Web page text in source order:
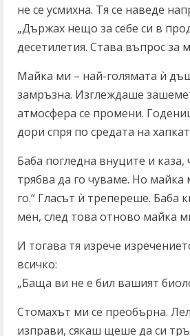
не се усмихна. Тя се наведе
„Държах нещо за себе си в
десетилетия. Става въпрос за
Майка ми – най-голямата ѝ
замръзна. Изглеждаше
атмосфера се промени.
дори спря по средата на
Баба погледна внуците и
трябва да го чуваме. Но майка
го.“ Гласът ѝ трепереше. Баба
мен, след това отново майка
И тогава тя изрече
всичко:
„Баща ви не е бил вашият
Стомахът ми се преобърна.
изправи, сякаш щеше да си